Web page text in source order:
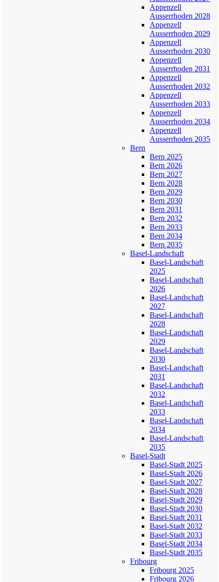
Appenzell
Ausserrhoden 2028
Appenzell
Ausserrhoden 2029
Appenzell
Ausserrhoden 2030
Appenzell
Ausserrhoden 2031
Appenzell
Ausserrhoden 2032
Appenzell
Ausserrhoden 2033
Appenzell
Ausserrhoden 2034
Appenzell
Ausserrhoden 2035
Bern
Bern 2025
Bern 2026
Bern 2027
Bern 2028
Bern 2029
Bern 2030
Bern 2031
Bern 2032
Bern 2033
Bern 2034
Bern 2035
Basel-Landschaft
Basel-Landschaft
2025
Basel-Landschaft
2026
Basel-Landschaft
2027
Basel-Landschaft
2028
Basel-Landschaft
2029
Basel-Landschaft
2030
Basel-Landschaft
2031
Basel-Landschaft
2032
Basel-Landschaft
2033
Basel-Landschaft
2034
Basel-Landschaft
2035
Basel-Stadt
Basel-Stadt 2025
Basel-Stadt 2026
Basel-Stadt 2027
Basel-Stadt 2028
Basel-Stadt 2029
Basel-Stadt 2030
Basel-Stadt 2031
Basel-Stadt 2032
Basel-Stadt 2033
Basel-Stadt 2034
Basel-Stadt 2035
Fribourg
Fribourg 2025
Fribourg 2026